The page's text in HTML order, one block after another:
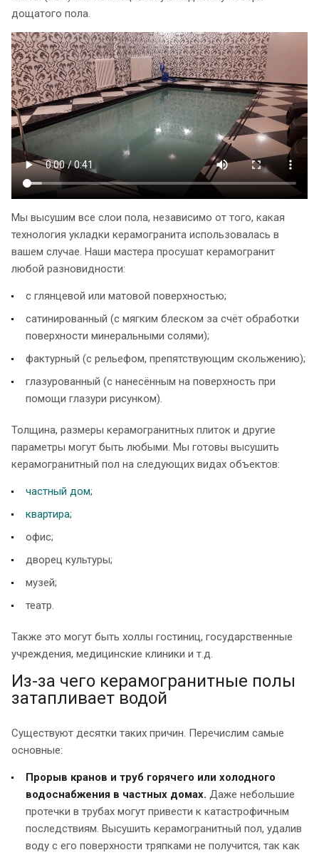
дощатого пола.
Мы высушим все слои пола, независимо от того, какая
технология укладки керамогранита использовалась в
вашем случае. Наши мастера просушат керамогранит
любой разновидности:
с глянцевой или матовой поверхностью;
сатинированный (с мягким блеском за счёт обработки
поверхности минеральными солями);
фактурный (с рельефом, препятствующим скольжению);
глазурованный (с нанесённым на поверхность при
помощи глазури рисунком).
Толщина, размеры керамогранитных плиток и другие
параметры могут быть любыми. Мы готовы высушить
керамогранитный пол на следующих видах объектов:
частный дом;
квартира;
офис;
дворец культуры;
музей;
театр.
Также это могут быть холлы гостиниц, государственные
учреждения, медицинские клиники и т.д.
Из-за чего керамогранитные полы
затапливает водой
Существуют десятки таких причин. Перечислим самые
основные:
Прорыв кранов и труб горячего или холодного
водоснабжения в частных домах. Даже небольшие
протечки в трубах могут привести к катастрофичным
последствиям. Высушить керамогранитный пол, удалив
воду с его поверхности тряпками не получится, так как